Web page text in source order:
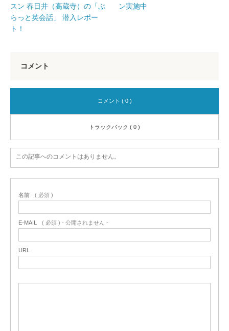
スン 春日井（高蔵寺）の「ぷ
らっと英会話」 潜入レポー
ト！
ン実施中
コメント
コメント ( 0 )
トラックバック ( 0 )
この記事へのコメントはありません。
名前 ( 必須 )
E-MAIL ( 必須 ) - 公開されません -
URL